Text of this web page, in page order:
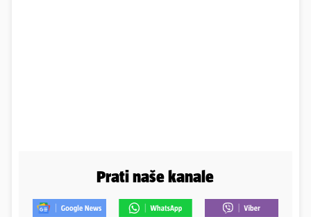
Prati naše kanale